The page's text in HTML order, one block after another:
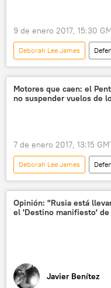
9 de enero 2017, 15:30
Deborah Lee James
Internacional
EEUU
Donald
Fuerza Aérea de EEUU
sustitucion
noticias
Motores que caen: el
no suspender vuelos de
7 de enero 2017, 13:15
Deborah Lee James
América del Norte
Departamento de Defensa de
motores
Opinión: "Rusia está
el 'Destino manifiesto' de
Javier Benítez